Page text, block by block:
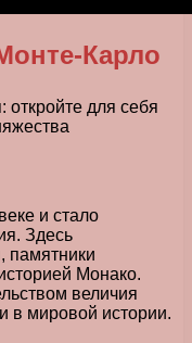
Карло
и стало
Здесь
памятники
Монако.
величия
в мировой истории.